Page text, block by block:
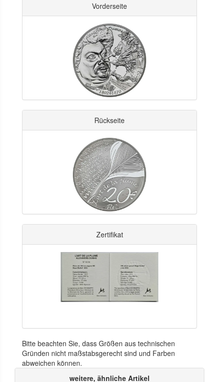
Vorderseite
Rückseite
Zertifikat
Bitte beachten Sie, dass Größen aus technischen
Gründen nicht maßstabsgerecht sind und Farben
abweichen können.
weitere, ähnliche Artikel